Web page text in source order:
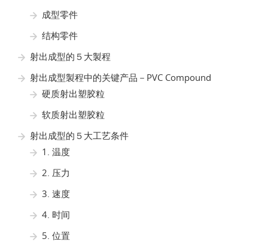
成型零件
结构零件
射出成型的５大製程
射出成型製程中的关键产品－PVC Compound
硬质射出塑胶粒
软质射出塑胶粒
射出成型的５大工艺条件
1. 温度
2. 压力
3. 速度
4. 时间
5. 位置